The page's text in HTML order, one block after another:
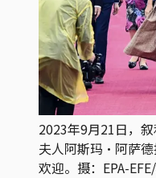
2023年9月21日，
夫人阿斯玛·阿萨
欢迎。摄：EPA-